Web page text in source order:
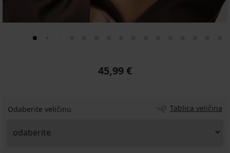
45,99 €
Odaberite veličinu Tablica veličina